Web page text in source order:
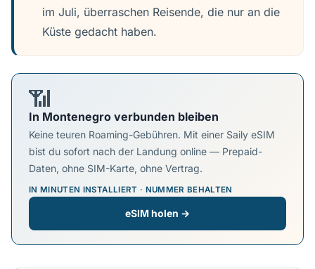
im Juli, überraschen Reisende, die nur an die
Küste gedacht haben.
📶
In Montenegro verbunden bleiben
Keine teuren Roaming-Gebühren. Mit einer Saily eSIM
bist du sofort nach der Landung online — Prepaid-
Daten, ohne SIM-Karte, ohne Vertrag.
IN MINUTEN INSTALLIERT · NUMMER BEHALTEN
eSIM holen →